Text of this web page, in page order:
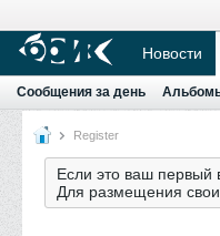
Новости
Сообщения за день
Register
Если это ваш первый
Для размещения